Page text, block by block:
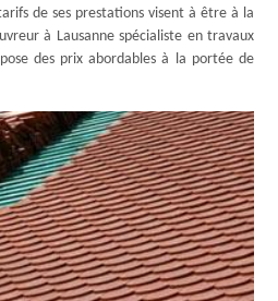
de ses prestations visent à être à la
à Lausanne spécialiste en travaux
des prix abordables à la portée de